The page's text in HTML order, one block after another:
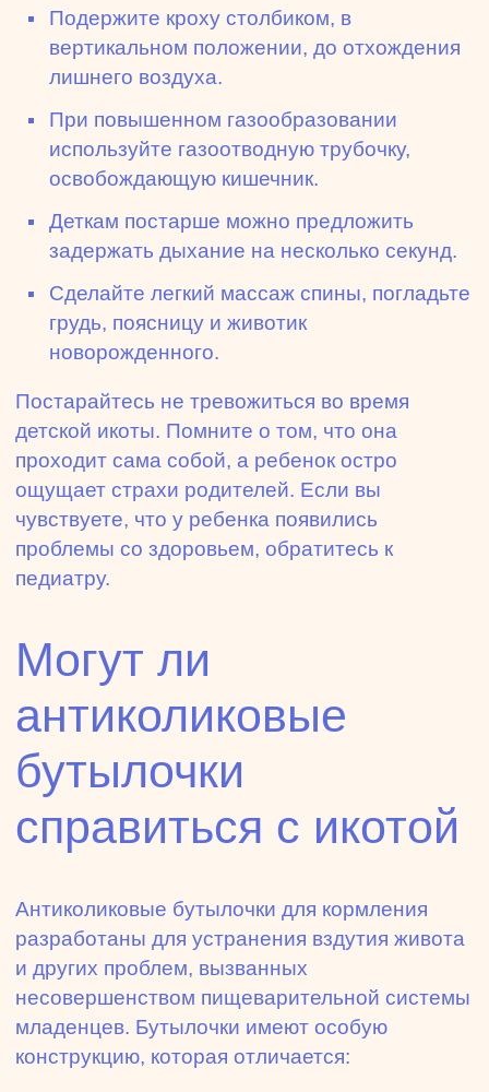
Подержите кроху столбиком, в
вертикальном положении, до отхождения
лишнего воздуха.
При повышенном газообразовании
используйте газоотводную трубочку,
освобождающую кишечник.
Деткам постарше можно предложить
задержать дыхание на несколько секунд.
Сделайте легкий массаж спины, погладьте
грудь, поясницу и животик
новорожденного.
Постарайтесь не тревожиться во время
детской икоты. Помните о том, что она
проходит сама собой, а ребенок остро
ощущает страхи родителей. Если вы
чувствуете, что у ребенка появились
проблемы со здоровьем, обратитесь к
педиатру.
Могут ли
антиколиковые
бутылочки
справиться с икотой
Антиколиковые бутылочки для кормления
разработаны для устранения вздутия живота
и других проблем, вызванных
несовершенством пищеварительной системы
младенцев. Бутылочки имеют особую
конструкцию, которая отличается: